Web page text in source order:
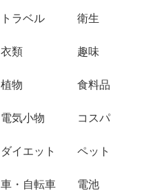
トラベル 衛生
衣類 趣味
植物 食料品
電気小物 コスパ
ダイエット ペット
車・自転車 電池